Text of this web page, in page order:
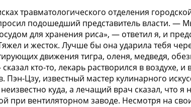
травматологического отделения
подошедший представитель власти. —
для хранения риса», — ответил я, и
и жесток. Лучше бы она ударила тебя
движения тигра, оленя, медведя,
кто-то, лекарь растворился в воздухе, и
Цзу, известный мастер кулинарного
куда, а лечащий врач сказал, что я
при вентиляторном заводе. Несмотря на